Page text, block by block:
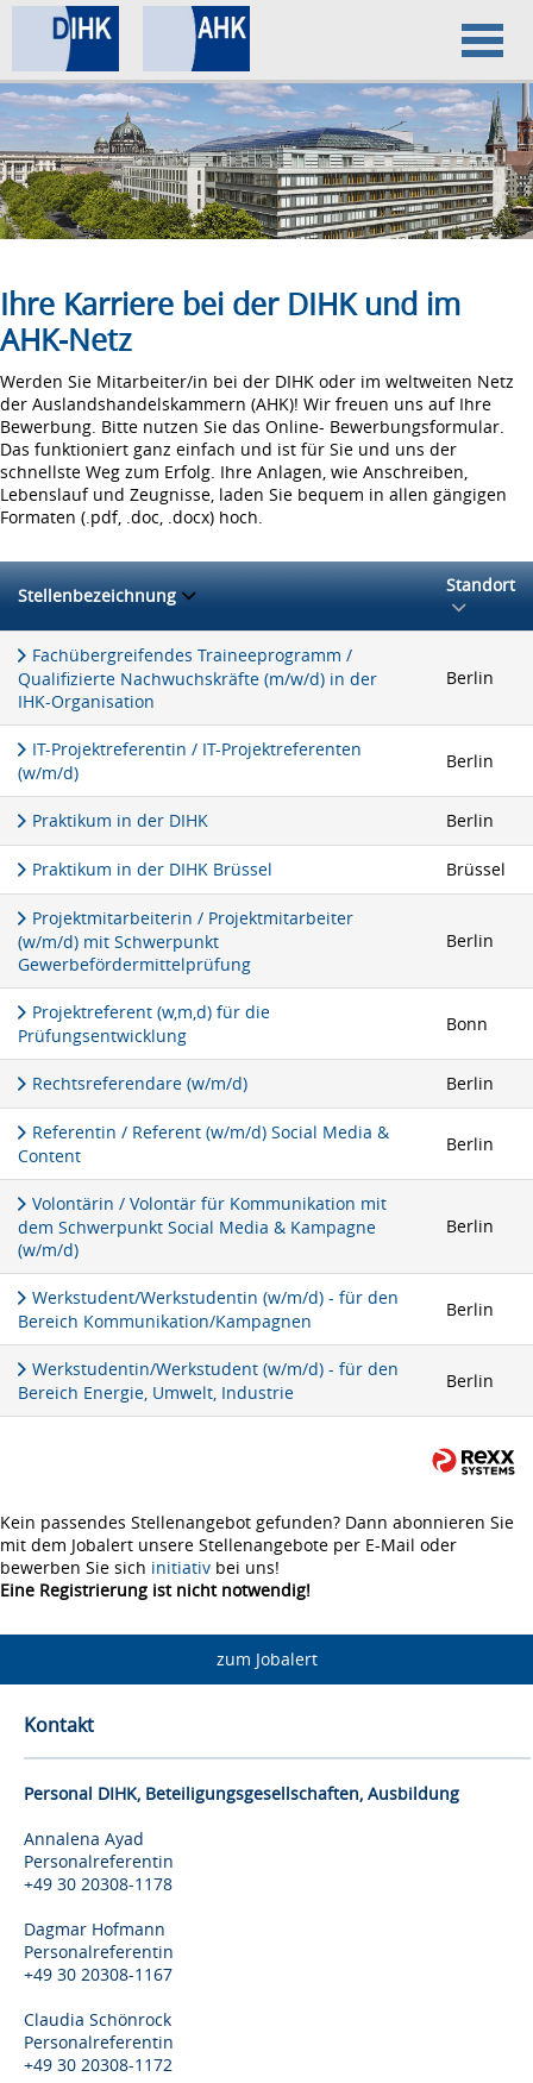
Home
Datenschutz
Impressum
Ihre Karriere bei der DIHK und im
AHK-Netz
Werden Sie Mitarbeiter/in bei der DIHK oder im weltweiten Netz
der Auslandshandelskammern (AHK)! Wir freuen uns auf Ihre
Bewerbung. Bitte nutzen Sie das Online- Bewerbungsformular.
Das funktioniert ganz einfach und ist für Sie und uns der
schnellste Weg zum Erfolg. Ihre Anlagen, wie Anschreiben,
Lebenslauf und Zeugnisse, laden Sie bequem in allen gängigen
Formaten (.pdf, .doc, .docx) hoch.
Stellenbezeichnung Standort
Fachübergreifendes Traineeprogramm /
Qualifizierte Nachwuchskräfte (m/w/d) in der
IHK-Organisation
Berlin
IT-Projektreferentin / IT-Projektreferenten
(w/m/d)
Berlin
Praktikum in der DIHK Berlin
Praktikum in der DIHK Brüssel Brüssel
Projektmitarbeiterin / Projektmitarbeiter
(w/m/d) mit Schwerpunkt
Gewerbefördermittelprüfung
Berlin
Projektreferent (w,m,d) für die
Prüfungsentwicklung
Bonn
Rechtsreferendare (w/m/d) Berlin
Referentin / Referent (w/m/d) Social Media &
Content
Berlin
Volontärin / Volontär für Kommunikation mit
dem Schwerpunkt Social Media & Kampagne
(w/m/d)
Berlin
Werkstudent/Werkstudentin (w/m/d) - für den
Bereich Kommunikation/Kampagnen
Berlin
Werkstudentin/Werkstudent (w/m/d) - für den
Bereich Energie, Umwelt, Industrie
Berlin
Kein passendes Stellenangebot gefunden? Dann abonnieren Sie
mit dem Jobalert unsere Stellenangebote per E-Mail oder
bewerben Sie sich initiativ bei uns!
Eine Registrierung ist nicht notwendig!
zum Jobalert
Kontakt
Personal DIHK, Beteiligungsgesellschaften, Ausbildung
Annalena Ayad
Personalreferentin
+49 30 20308-1178
Dagmar Hofmann
Personalreferentin
+49 30 20308-1167
Claudia Schönrock
Personalreferentin
+49 30 20308-1172